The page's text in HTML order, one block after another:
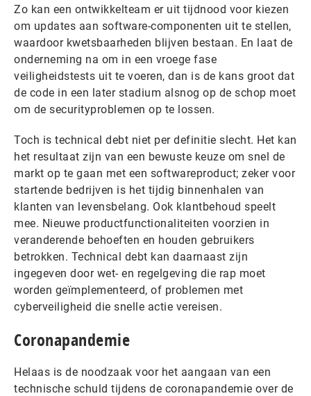
Zo kan een ontwikkelteam er uit tijdnood voor kiezen
om updates aan software-componenten uit te stellen,
waardoor kwetsbaarheden blijven bestaan. En laat de
onderneming na om in een vroege fase
veiligheidstests uit te voeren, dan is de kans groot dat
de code in een later stadium alsnog op de schop moet
om de securityproblemen op te lossen.
Toch is technical debt niet per definitie slecht. Het kan
het resultaat zijn van een bewuste keuze om snel de
markt op te gaan met een softwareproduct; zeker voor
startende bedrijven is het tijdig binnenhalen van
klanten van levensbelang. Ook klantbehoud speelt
mee. Nieuwe productfunctionaliteiten voorzien in
veranderende behoeften en houden gebruikers
betrokken. Technical debt kan daarnaast zijn
ingegeven door wet- en regelgeving die rap moet
worden geïmplementeerd, of problemen met
cyberveiligheid die snelle actie vereisen.
Coronapandemie
Helaas is de noodzaak voor het aangaan van een
technische schuld tijdens de coronapandemie over de